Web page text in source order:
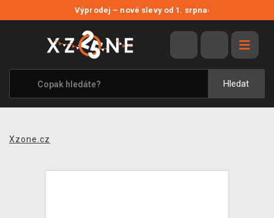
Výprodej – nové slevy od 1. srpna›
Hledat
VÝPRODEJ
VIDEOHRY
XZONE ORIGINALS
TÉMATIKY
Xzone.cz